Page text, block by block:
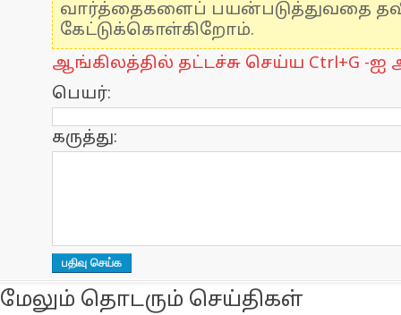
வார்த்தைகளைப் பயன்படுத்துவதை
கேட்டுக்கொள்கிறோம்.
ஆங்கிலத்தில் தட்டச்சு செய்ய Ctrl+G -ஐ
பெயர்:
கருத்து:
மேலும் தொடரும் செய்திகள்